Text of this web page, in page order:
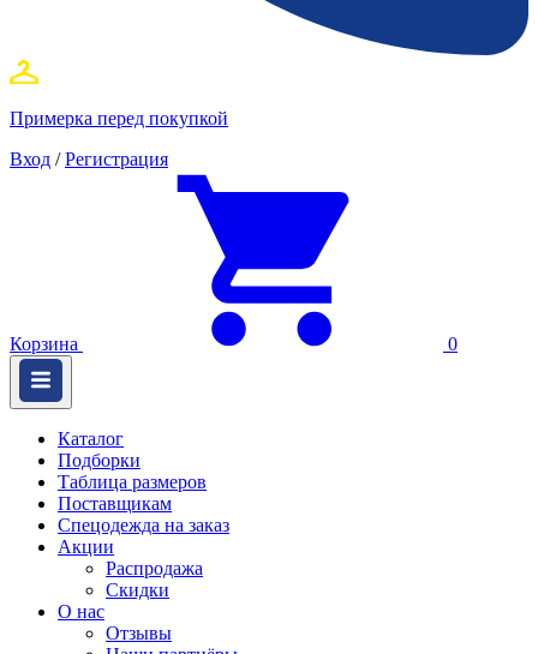
Примерка перед покупкой
Вход / Регистрация
Корзина 0
Каталог
Подборки
Таблица размеров
Поставщикам
Спецодежда на заказ
Акции
Распродажа
Скидки
О нас
Отзывы